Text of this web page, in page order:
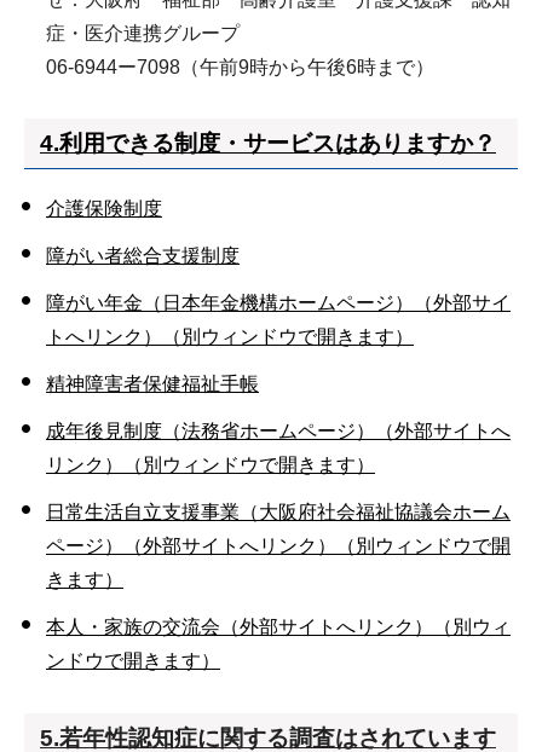
症・医介連携グループ
06-6944ー7098（午前9時から午後6時まで）
4.利用できる制度・サービスはありますか？
介護保険制度
障がい者総合支援制度
障がい年金（日本年金機構ホームページ）（外部サイ
トへリンク）（別ウィンドウで開きます）
精神障害者保健福祉手帳
成年後見制度（法務省ホームページ）（外部サイトへ
リンク）（別ウィンドウで開きます）
日常生活自立支援事業（大阪府社会福祉協議会ホーム
ページ）（外部サイトへリンク）（別ウィンドウで開
きます）
本人・家族の交流会（外部サイトへリンク）（別ウィ
ンドウで開きます）
5.若年性認知症に関する調査はされています